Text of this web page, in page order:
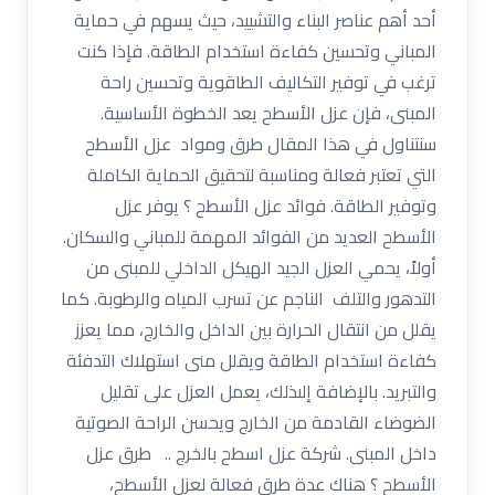
أحد أهم عناصر البناء والتشييد، حيث يسهم في حماية
المباني وتحسين كفاءة استخدام الطاقة. فإذا كنت
ترغب في توفير التكاليف الطاقوية وتحسين راحة
المبنى، فإن عزل الأسطح يعد الخطوة الأساسية.
سنتناول في هذا المقال طرق ومواد عزل الأسطح
التي تعتبر فعالة ومناسبة لتحقيق الحماية الكاملة
وتوفير الطاقة. فوائد عزل الأسطح ؟ يوفر عزل
الأسطح العديد من الفوائد المهمة للمباني والسكان.
أولاً، يحمي العزل الجيد الهيكل الداخلي للمبنى من
التدهور والتلف الناجم عن تسرب المياه والرطوبة. كما
يقلل من انتقال الحرارة بين الداخل والخارج، مما يعزز
كفاءة استخدام الطاقة ويقلل منى استهلاك التدفئة
والتبريد. بالإضافة إلىذلك، يعمل العزل على تقليل
الضوضاء القادمة من الخارج ويحسن الراحة الصوتية
داخل المبنى. شركة عزل اسطح بالخرج .. طرق عزل
الأسطح ؟ هناك عدة طرق فعالة لعزل الأسطح،